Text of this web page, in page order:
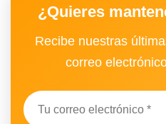
¿Quieres
Recibe nuestras
correo